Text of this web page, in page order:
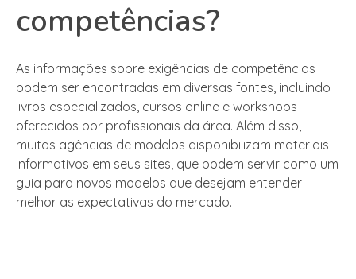
competências?
As informações sobre exigências de competências
podem ser encontradas em diversas fontes, incluindo
livros especializados, cursos online e workshops
oferecidos por profissionais da área. Além disso,
muitas agências de modelos disponibilizam materiais
informativos em seus sites, que podem servir como um
guia para novos modelos que desejam entender
melhor as expectativas do mercado.